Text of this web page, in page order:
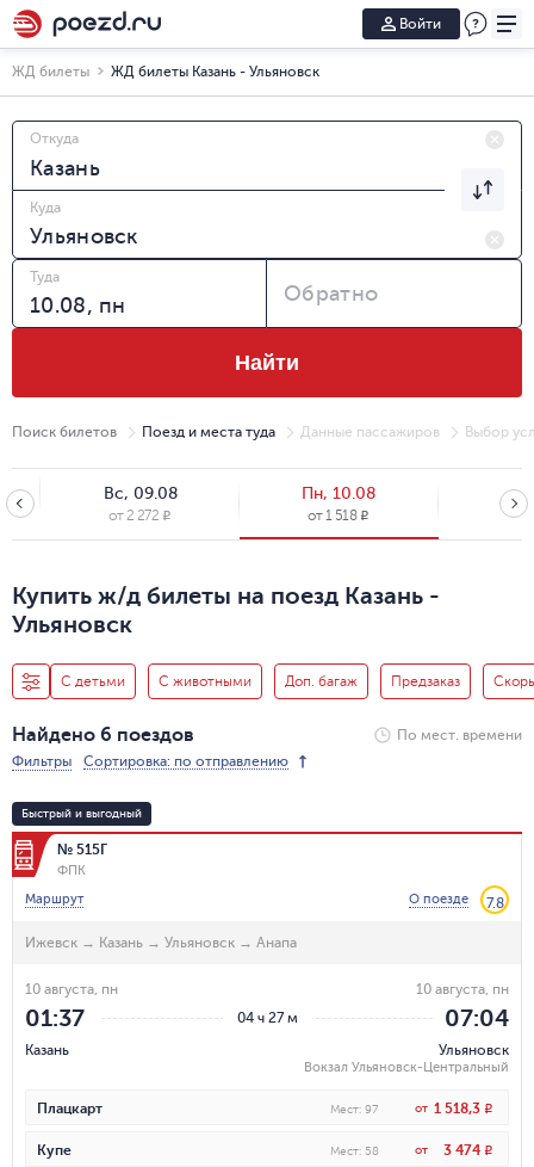
Войти
ЖД билеты ЖД билеты Казань - Ульяновск
Откуда
Куда
Туда
Обратно
Найти
Поиск билетов Поезд и места туда Данные пассажиров Выбор
Вс, 09.08
от 2 272 R
Пн, 10.08
от1 518 R
Вт,
от1
Купить ж/д билеты на поезд Казань -
Ульяновск
С детьми С животными Доп. багаж Предзаказ
Найдено 6 поездов
По мест. времени
Фильтры
Сортировка: по отправлению
Быстрый и выгодный
№ 515Г
ФПК
Маршрут
О поезде 7.8
Ижевск → Казань → Ульяновск → Анапа
04 ч 27 м
10 августа, пн
01:37
Казань
10 августа, пн
07:04
Ульяновск
Вокзал Ульяновск-Центральный
Плацкарт Мест: 97 от 1 518,3 R
Купе Мест: 58 от 3 474 R